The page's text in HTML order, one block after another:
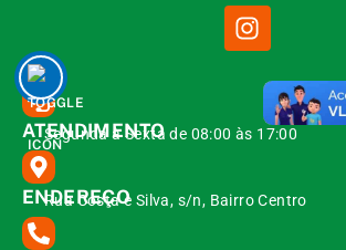
ATENDIMENTO
Segunda à Sexta de 08:00 às 17:00
ENDEREÇO
Rua Costa e Silva, s/n, Bairro Centro